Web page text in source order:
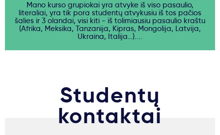
Mano kurso grupiokai yra atvyke iš viso pasaulio,
literaliai, yra tik pora studentų atvykusiu iš tos pačios
šalies ir 3 olandai, visi kiti - iš tolimiausiu pasaulio kraštu
(Afrika, Meksika, Tanzanija, Kipras, Mongolija, Latvija,
Ukraina, Italija…)....
Studentų
kontaktai